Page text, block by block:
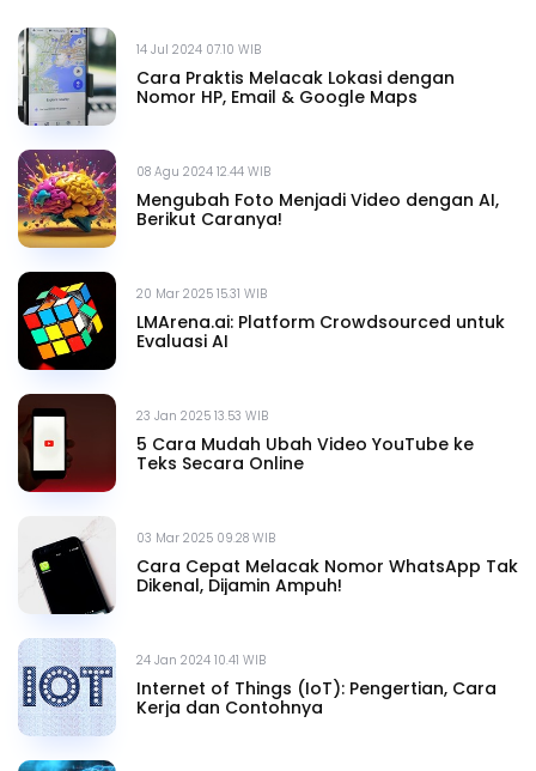
14 Jul 2024 07.10 WIB
Cara Praktis Melacak Lokasi dengan
Nomor HP, Email & Google Maps
08 Agu 2024 12.44 WIB
Mengubah Foto Menjadi Video dengan AI,
Berikut Caranya!
20 Mar 2025 15.31 WIB
LMArena.ai: Platform Crowdsourced untuk
Evaluasi AI
23 Jan 2025 13.53 WIB
5 Cara Mudah Ubah Video YouTube ke
Teks Secara Online
03 Mar 2025 09.28 WIB
Cara Cepat Melacak Nomor WhatsApp Tak
Dikenal, Dijamin Ampuh!
24 Jan 2024 10.41 WIB
Internet of Things (IoT): Pengertian, Cara
Kerja dan Contohnya